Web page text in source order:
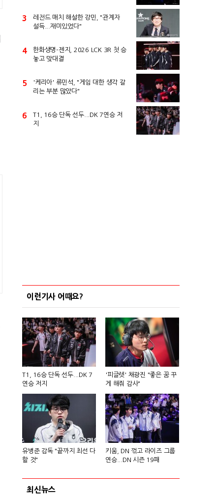
3
레전드 매치 해설한 강민, "관계자
설득...재미있었다"
4
한화생명-젠지, 2026 LCK 3R 첫 승
놓고 맞대결
5
'케리아' 류민석, "게임 대한 생각 갈
리는 부분 많았다"
6
T1, 16승 단독 선두...DK 7연승 저
지
이런기사 어때요?
T1, 16승 단독 선두...DK 7
연승 저지
'피글렛' 채광진 "좋은 꿈 꾸
게 해줘 감사"
유병준 감독 "끝까지 최선 다
할 것"
키움, DN 꺾고 라이즈 그룹
연승...DN 시즌 19패
최신뉴스